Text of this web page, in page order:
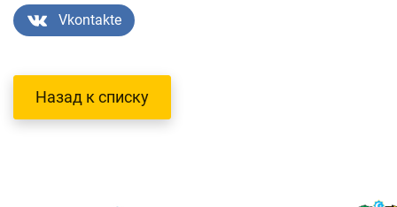
Vkontakte
Назад к списку